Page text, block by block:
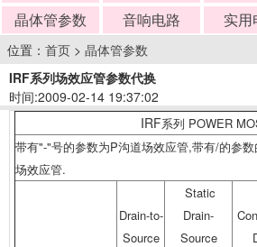
晶体管参数
音响电路 实用
位置： 首页 > 晶体管参数
IRF系列场效应管参数代换
时间:2009-02-14 19:37:02
IRF系列 POWER
带有"-"号的参数为P沟道场效应管,带有/的参
场效应管.
Drain-to-
Source
Static
Drain-
Source